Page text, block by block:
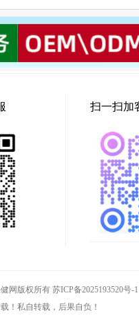
扫一扫加
网 版权所有 苏ICP备2025193520号-1
！私自转载，后果自负！